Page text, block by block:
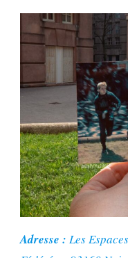
Adresse : Les